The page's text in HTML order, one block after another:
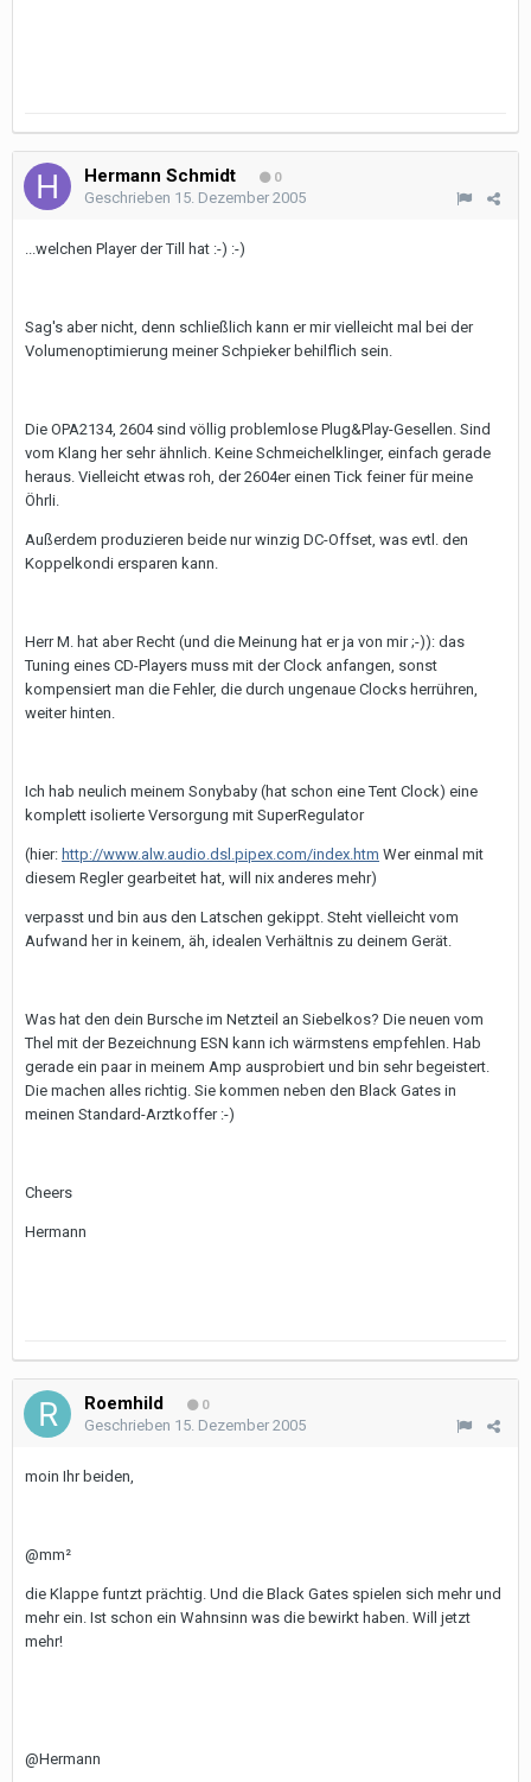
Hermann Schmidt 0
Geschrieben 15. Dezember 2005
...welchen Player der Till hat :-) :-)
Sag's aber nicht, denn schließlich kann er mir vielleicht mal bei der
Volumenoptimierung meiner Schpieker behilflich sein.
Die OPA2134, 2604 sind völlig problemlose Plug&Play-Gesellen. Sind
vom Klang her sehr ähnlich. Keine Schmeichelklinger, einfach gerade
heraus. Vielleicht etwas roh, der 2604er einen Tick feiner für meine
Öhrli.
Außerdem produzieren beide nur winzig DC-Offset, was evtl. den
Koppelkondi ersparen kann.
Herr M. hat aber Recht (und die Meinung hat er ja von mir ;-)): das
Tuning eines CD-Players muss mit der Clock anfangen, sonst
kompensiert man die Fehler, die durch ungenaue Clocks herrühren,
weiter hinten.
Ich hab neulich meinem Sonybaby (hat schon eine Tent Clock) eine
komplett isolierte Versorgung mit SuperRegulator
(hier: http://www.alw.audio.dsl.pipex.com/index.htm Wer einmal mit
diesem Regler gearbeitet hat, will nix anderes mehr)
verpasst und bin aus den Latschen gekippt. Steht vielleicht vom
Aufwand her in keinem, äh, idealen Verhältnis zu deinem Gerät.
Was hat den dein Bursche im Netzteil an Siebelkos? Die neuen vom
Thel mit der Bezeichnung ESN kann ich wärmstens empfehlen. Hab
gerade ein paar in meinem Amp ausprobiert und bin sehr begeistert.
Die machen alles richtig. Sie kommen neben den Black Gates in
meinen Standard-Arztkoffer :-)
Cheers
Hermann
Roemhild 0
Geschrieben 15. Dezember 2005
moin Ihr beiden,
@mm²
die Klappe funtzt prächtig. Und die Black Gates spielen sich mehr und
mehr ein. Ist schon ein Wahnsinn was die bewirkt haben. Will jetzt
mehr!
@Hermann